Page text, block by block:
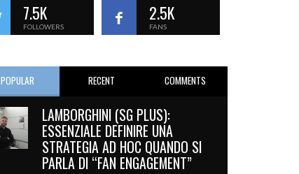
7.5K
FOLLOWERS
2.5K
FANS
POPULAR RECENT COMMENTS
LAMBORGHINI (SG PLUS):
ESSENZIALE DEFINIRE UNA
STRATEGIA AD HOC QUANDO SI
PARLA DI “FAN ENGAGEMENT”